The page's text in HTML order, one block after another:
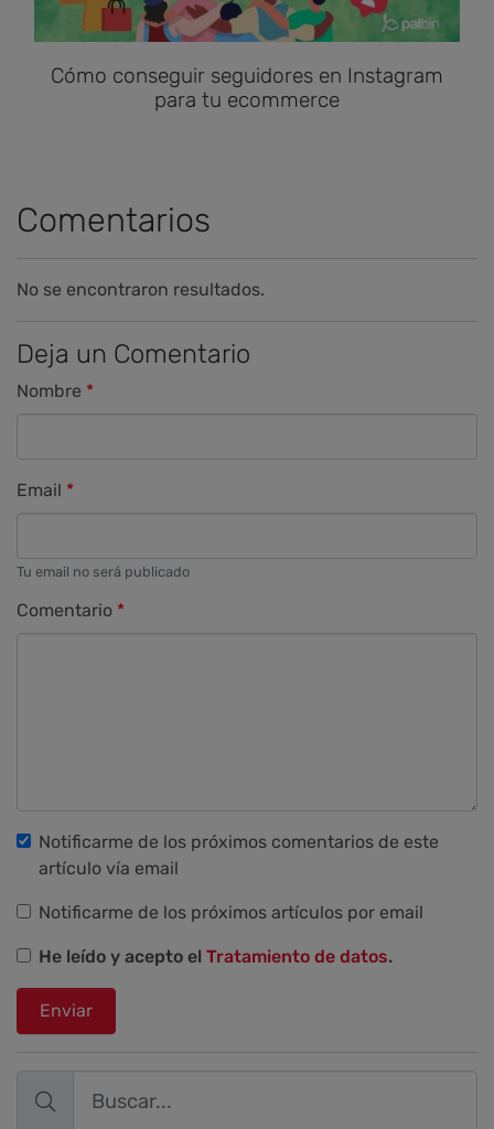
Cómo conseguir seguidores en Instagram
para tu ecommerce
Comentarios
No se encontraron resultados.
Deja un Comentario
Nombre
Email
Tu email no será publicado
Comentario
Notificarme de los próximos comentarios de este
artículo vía email
Notificarme de los próximos artículos por email
He leído y acepto el Tratamiento de datos.
Enviar